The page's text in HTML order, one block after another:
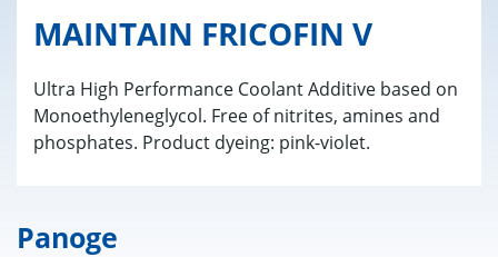
MA­IN­TA­IN FRI­CO­FIN V
Ultra High Performance Coolant Additive based on
Monoethyleneglycol. Free of nitrites, amines and
phosphates. Product dyeing: pink-violet.
Panoge